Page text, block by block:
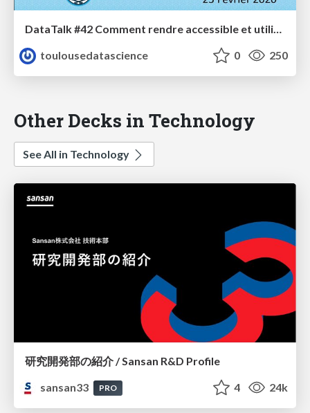
DataTalk #42 Comment rendre accessible et utilisable le savoir existant
toulousedatascience
0 250
Other Decks in Technology
See All in Technology
研究開発部の紹介 / Sansan R&D Profile
sansan33
PRO 4 24k